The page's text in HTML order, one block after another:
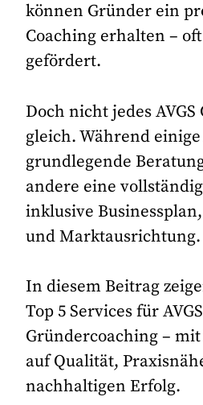
können Gründer ein
Coaching erhalten – oft
gefördert.
Doch nicht jedes
gleich. Während
grundlegende
andere eine
inklusive
und Marktausrichtung.
In diesem Beitrag
Top 5 Services für AVGS
Gründercoaching –
auf Qualität,
nachhaltigen Erfolg.